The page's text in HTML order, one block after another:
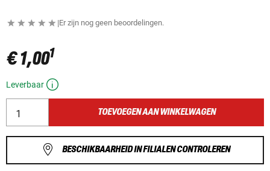
|Er zijn nog geen beoordelingen.
€ 1,001
Leverbaar
TOEVOEGEN AAN WINKELWAGEN
BESCHIKBAARHEID IN FILIALEN CONTROLEREN